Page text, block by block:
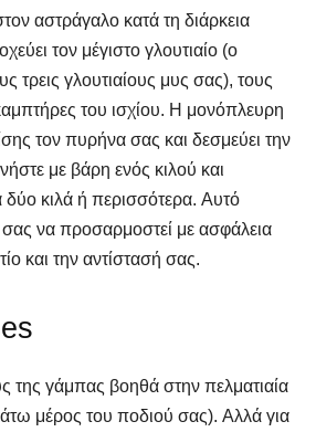
αστράγαλο κατά τη διάρκεια
τον μέγιστο γλουτιαίο (ο
τρεις γλουτιαίους μυς σας), τους
του ισχίου. Η μονόπλευρη
τον πυρήνα σας και δεσμεύει την
με βάρη ενός κιλού και
δύο κιλά ή περισσότερα. Αυτό
να προσαρμοστεί με ασφάλεια
και την αντίστασή σας.
της γάμπας βοηθά στην πελματιαία
μέρος του ποδιού σας). Αλλά για